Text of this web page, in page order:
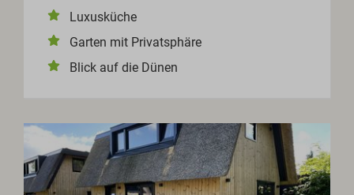
Luxusküche
Garten mit Privatsphäre
Blick auf die Dünen